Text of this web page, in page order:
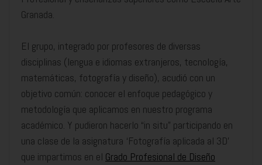
Granada.
El grupo, integrado por profesores de diversas
disciplinas (lengua e idiomas extranjeros, tecnología,
matemáticas, fotografía y diseño), acudió con un
objetivo común: conocer el enfoque pedagógico y
metodología que aplicamos en nuestro programa
académico. Y pudieron hacerlo “in situ” participando en
una clase de la asignatura ‘Fotografía aplicada al 3D’
que impartimos en el Grado Profesional de Diseño